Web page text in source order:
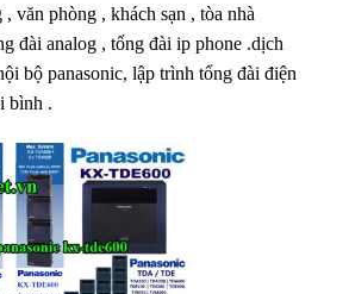
văn phòng , khách sạn , tòa nhà
đài analog , tổng đài ip phone .dịch
bộ panasonic, lập trình tổng đài điện
bình .